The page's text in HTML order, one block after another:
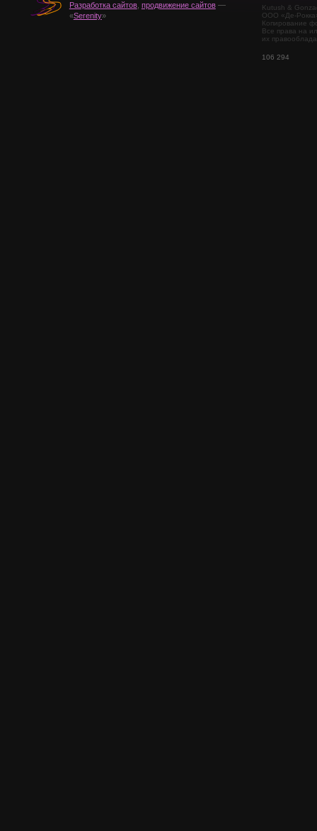
Разработка сайтов, продвижение сайтов—
«Serenity»
Kutush &
ООО «Де-
Копирование
Все права на
их
106 294